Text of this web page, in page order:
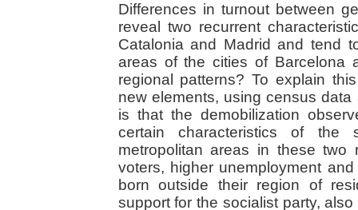
Differences in turnout between
reveal two recurrent
Catalonia and Madrid and tend
areas of the cities of Barcelona
regional patterns? To explain
new elements, using census
is that the demobilization
certain characteristics of the
metropolitan areas in these
voters, higher unemployment
born outside their region of
support for the socialist party,